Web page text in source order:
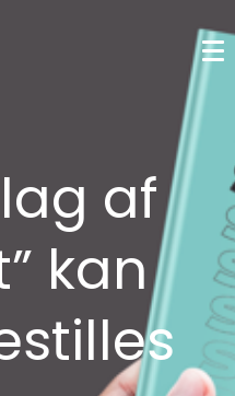
af
kan